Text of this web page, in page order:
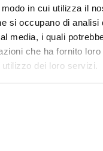
in cui utilizza il
si occupano di analisi
media, i quali
che ha fornito loro
dei loro servizi.
Una figura tecnica